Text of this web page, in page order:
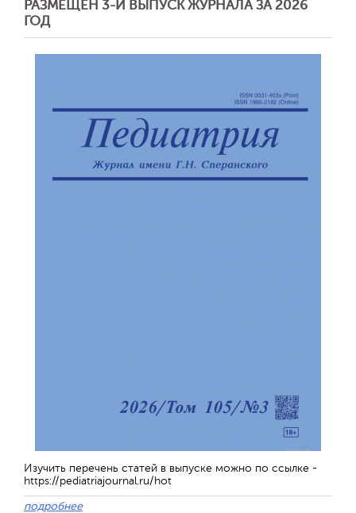
РАЗМЕЩЕН 3-Й ВЫПУСК ЖУРНАЛА ЗА 2026
ГОД
Изучить перечень статей в выпуске можно по ссылке -
https://pediatriajournal.ru/hot
подробнее